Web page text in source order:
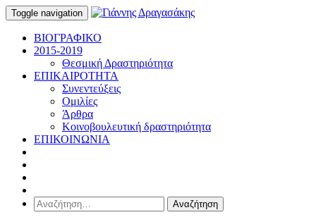
Toggle navigation
ΒΙΟΓΡΑΦΙΚΟ
2015-2019
Θεσμική Δραστηριότητα
ΕΠΙΚΑΙΡΟΤΗΤΑ
Συνεντεύξεις
Ομιλίες
Άρθρα
Κοινοβουλευτική δραστηριότητα
ΕΠΙΚΟΙΝΩΝΙΑ
Αναζήτηση
για: